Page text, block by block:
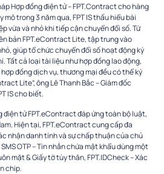
Hợp đồng điện tử – FPT.Contract cho hàng
trong 3 năm qua, FPT IS thấu hiểu bài
vừa và nhỏ khi tiếp cận chuyển đổi số. Từ
bản FPT.eContract Lite, tập trung vào
giúp tổ chức chuyển đổi số hoạt động ký
Tất cả loại tài liệu như hợp đồng lao động,
đồng dịch vụ, thương mại đều có thể ký
Lite”, ông Lê Thanh Bắc – Giám đốc
IS cho biết.
điện tử FPT.eContract đáp ứng toàn bộ luật,
Hiện tại, FPT.eContract cung cấp đa
nhận danh tính và sự chấp thuận của chủ
OTP – Tin nhắn chứa mật khẩu dùng một
mặt & Giấy tờ tùy thân, FPT.IDCheck – Xác
chip.